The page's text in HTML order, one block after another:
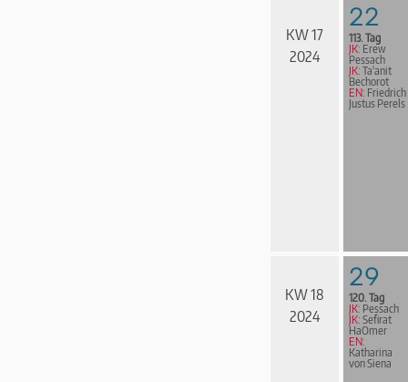
KW 17
2024
22
113. Tag
JK: Erew
Pessach
JK: Ta'anit
Bechorot
EN: Friedrich
Justus Perels
KW 18
2024
29
120. Tag
JK: Pessach
JK: Sefirat
HaOmer
EN:
Katharina
von Siena